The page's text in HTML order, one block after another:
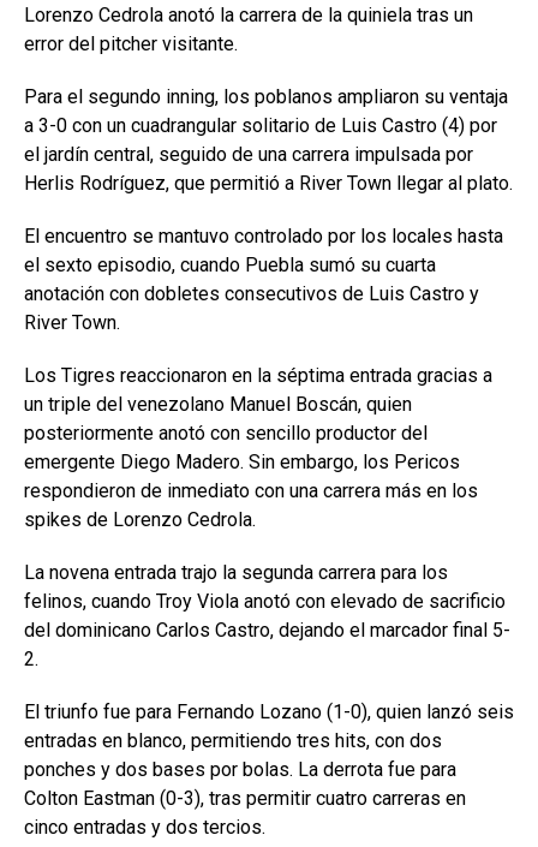
Lorenzo Cedrola anotó la carrera de la quiniela tras un
error del pitcher visitante.
Para el segundo inning, los poblanos ampliaron su ventaja
a 3-0 con un cuadrangular solitario de Luis Castro (4) por
el jardín central, seguido de una carrera impulsada por
Herlis Rodríguez, que permitió a River Town llegar al plato.
El encuentro se mantuvo controlado por los locales hasta
el sexto episodio, cuando Puebla sumó su cuarta
anotación con dobletes consecutivos de Luis Castro y
River Town.
Los Tigres reaccionaron en la séptima entrada gracias a
un triple del venezolano Manuel Boscán, quien
posteriormente anotó con sencillo productor del
emergente Diego Madero. Sin embargo, los Pericos
respondieron de inmediato con una carrera más en los
spikes de Lorenzo Cedrola.
La novena entrada trajo la segunda carrera para los
felinos, cuando Troy Viola anotó con elevado de sacrificio
del dominicano Carlos Castro, dejando el marcador final 5-
2.
El triunfo fue para Fernando Lozano (1-0), quien lanzó seis
entradas en blanco, permitiendo tres hits, con dos
ponches y dos bases por bolas. La derrota fue para
Colton Eastman (0-3), tras permitir cuatro carreras en
cinco entradas y dos tercios.